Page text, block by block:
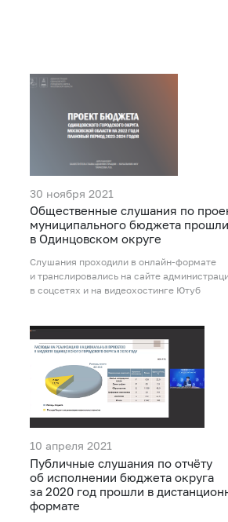
30 ноября 2021
Общественные слушания по
муниципального бюджета прошли
в Одинцовском округе
Слушания проходили в онлайн-формате
и транслировались на сайте
в соцсетях и на видеохостинге Ютуб
10 апреля 2021
Публичные слушания по отчёту
об исполнении бюджета округа
за 2020 год прошли в
формате